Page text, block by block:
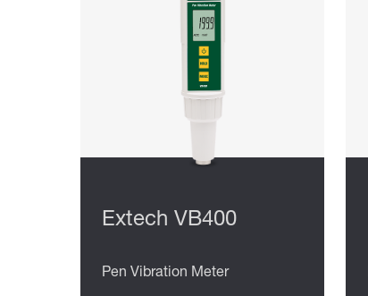
Extech VB400
Pen Vibration Meter